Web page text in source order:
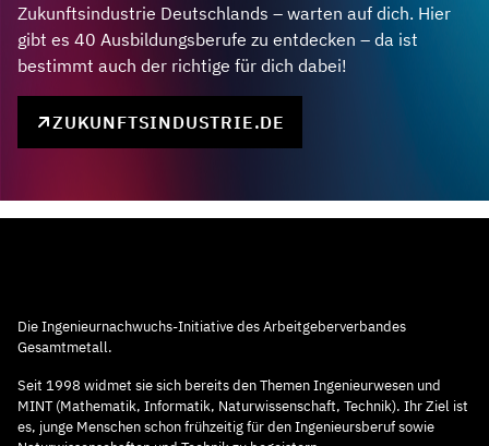
Zukunftsindustrie Deutschlands – warten auf dich. Hier
gibt es 40 Ausbildungsberufe zu entdecken – da ist
bestimmt auch der richtige für dich dabei!
ZUKUNFTSINDUSTRIE.DE
Die Ingenieurnachwuchs-Initiative des Arbeitgeberverbandes
Gesamtmetall.
Seit 1998 widmet sie sich bereits den Themen Ingenieurwesen und
MINT (Mathematik, Informatik, Naturwissenschaft, Technik). Ihr Ziel ist
es, junge Menschen schon frühzeitig für den Ingenieursberuf sowie